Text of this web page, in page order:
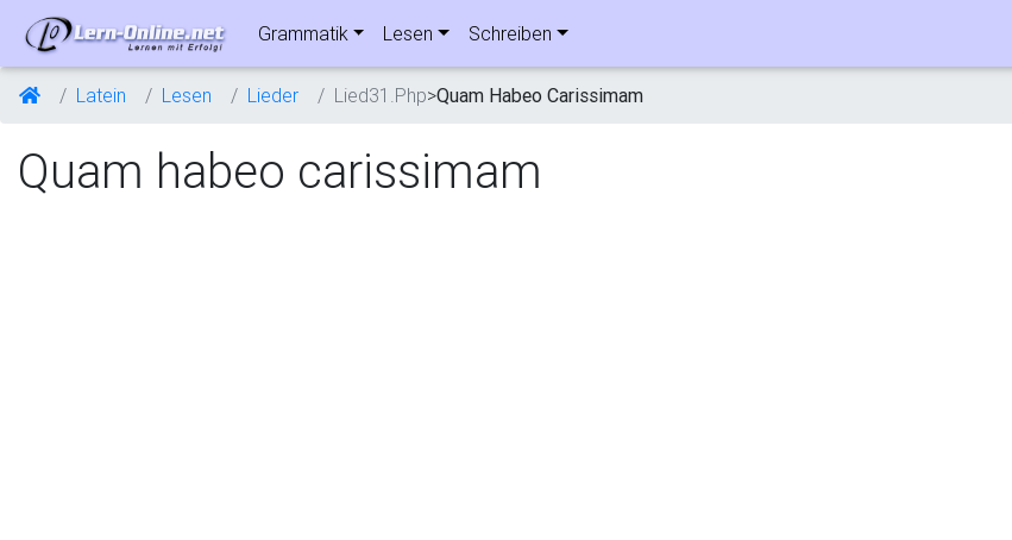
Grammatik Lesen Schreiben
Latein Lesen Lieder Lied31.Php>Quam Habeo Carissimam
Quam habeo carissimam